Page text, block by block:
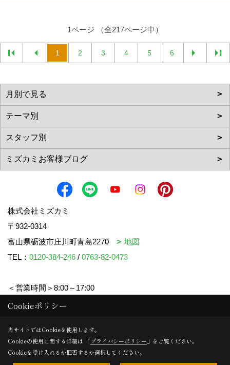
1ページ （全217ページ中）
1 2 3 4 5 6
株式会社ミズカミ
〒932-0314
富山県砺波市庄川町青島2270
地図
TEL： 0120-384-246 / 0763-82-0473
＜営業時間＞8:00～17:00
＜定休日＞水曜日・祝日
Copyright (c) mizukami. All Rights Reserved.
Cookieポリシー
当サイトではCookieを使用します。
Cookieの使用に関する詳細は 「プライバシーポリシー 」をご覧ください。
Cookieを受け入れるか拒否するか選択してください。